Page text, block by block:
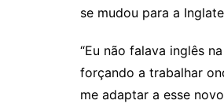
se mudou para a
“Eu não falava inglês
forçando a trabalhar
me adaptar a esse